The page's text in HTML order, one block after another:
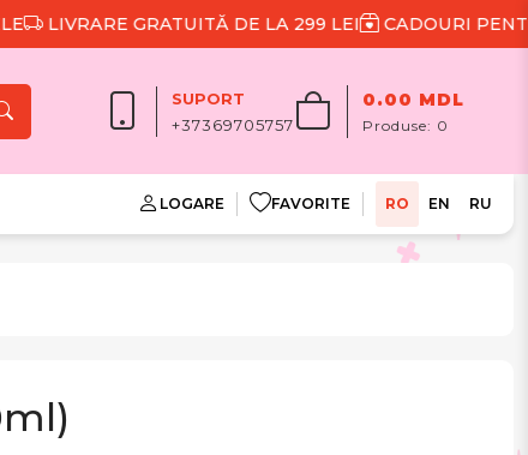
GRATUITĂ DE LA 299 LEI CADOURI PENTRU
SUPORT
+37369705757
0.00 MDL
Produse: 0
LOGARE FAVORITE RO EN RU